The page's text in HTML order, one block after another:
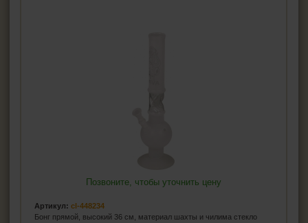
Позвоните, чтобы уточнить цену
Артикул: cl-448234
Бонг прямой, высокий 36 см, материал шахты и чилима стекло